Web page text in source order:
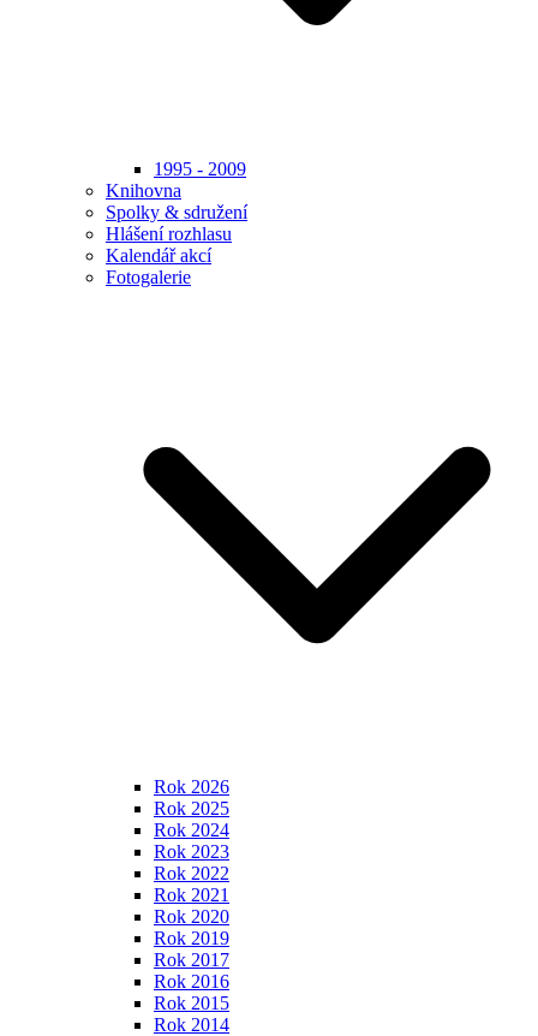
1995 - 2009
Knihovna
Spolky & sdružení
Hlášení rozhlasu
Kalendář akcí
Fotogalerie
Rok 2026
Rok 2025
Rok 2024
Rok 2023
Rok 2022
Rok 2021
Rok 2020
Rok 2019
Rok 2017
Rok 2016
Rok 2015
Rok 2014